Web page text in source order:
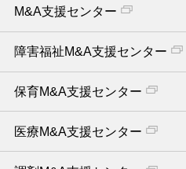
M&A支援センター
障害福祉M&A支援センター
保育M&A支援センター
医療M&A支援センター